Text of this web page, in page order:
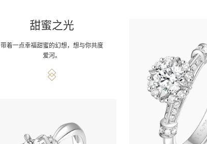
甜蜜之光
带着一点幸福甜蜜的幻想，想与你共度
爱河。